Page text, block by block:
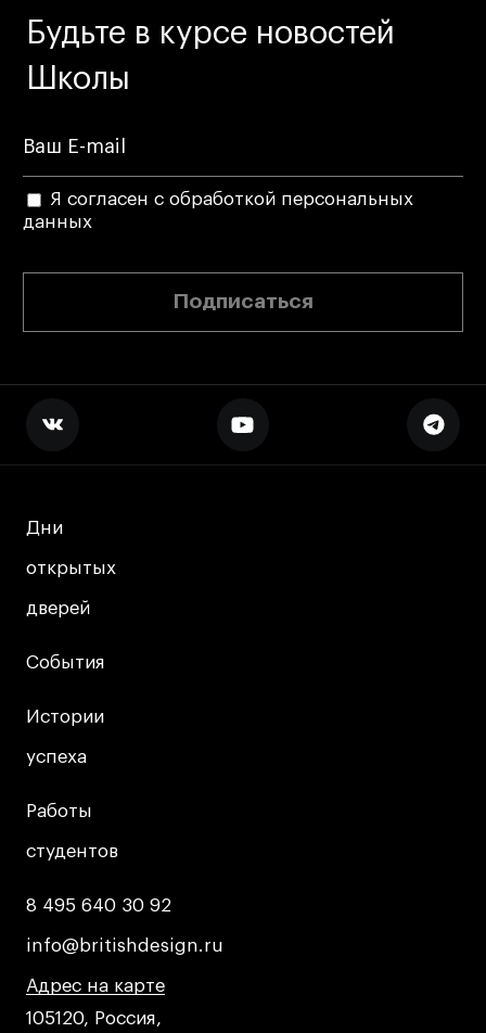
Будьте в курсе новостей
Школы
Я согласен с обработкой персональных
данных
Подписаться
Дни
открытых
дверей
Дни
открытых
дверей
События
События
Истории
успеха
Истории
успеха
Работы
студентов
Работы
студентов
8 495 640 30 92
8 495 640 30 92
info@britishdesign.ru
info@britishdesign.ru
Адрес на карте
Адрес на карте
Адрес на карте
105120, Россия,